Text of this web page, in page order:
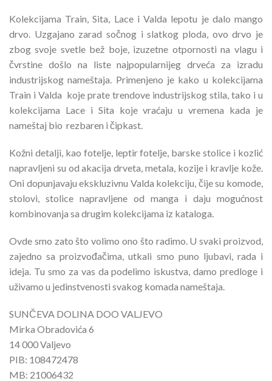
Kolekcijama Train, Sita, Lace i Valda lepotu je dalo mango
drvo. Uzgajano zarad sočnog i slatkog ploda, ovo drvo je
zbog svoje svetle bež boje, izuzetne otpornosti na vlagu i
čvrstine došlo na liste najpopularnijeg drveća za izradu
industrijskog nameštaja. Primenjeno je kako u kolekcijama
Train i Valda koje prate trendove industrijskog stila, tako i u
kolekcijama Lace i Sita koje vraćaju u vremena kada je
nameštaj bio rezbaren i čipkast.
Kožni detalji, kao fotelje, leptir fotelje, barske stolice i kozlić
napravljeni su od akacija drveta, metala, kozije i kravlje kože.
Oni dopunjavaju ekskluzivnu Valda kolekciju, čije su komode,
stolovi, stolice napravljene od manga i daju mogućnost
kombinovanja sa drugim kolekcijama iz kataloga.
Ovde smo zato što volimo ono što radimo. U svaki proizvod,
zajedno sa proizvođačima, utkali smo puno ljubavi, rada i
ideja. Tu smo za vas da podelimo iskustva, damo predloge i
uživamo u jedinstvenosti svakog komada nameštaja.
SUNČEVA DOLINA DOO VALJEVO
Mirka Obradovića 6
14 000 Valjevo
PIB: 108472478
MB: 21006432